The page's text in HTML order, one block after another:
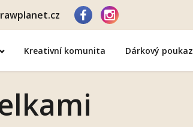
Kreativní komunita Dárkový poukaz